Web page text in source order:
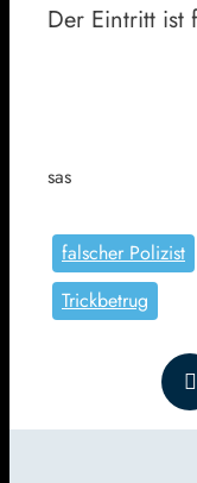
Der Eintritt ist
sas
falscher Polizist
Trickbetrug